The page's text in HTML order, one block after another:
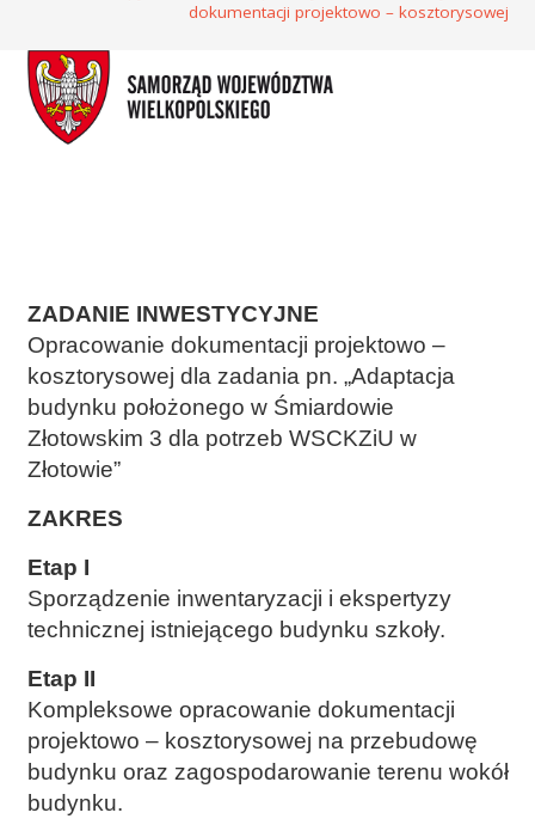
dokumentacji projektowo – kosztorysowej
ZADANIE INWESTYCYJNE
Opracowanie dokumentacji projektowo –
kosztorysowej dla zadania pn. „Adaptacja
budynku położonego w Śmiardowie
Złotowskim 3 dla potrzeb WSCKZiU w
Złotowie”
ZAKRES
Etap I
Sporządzenie inwentaryzacji i ekspertyzy
technicznej istniejącego budynku szkoły.
Etap II
Kompleksowe opracowanie dokumentacji
projektowo – kosztorysowej na przebudowę
budynku oraz zagospodarowanie terenu wokół
budynku.